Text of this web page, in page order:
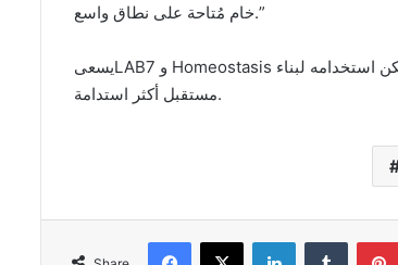
خام مُتاحة على نطاق واسع.”
يسعىLAB7 و Homeostasis لإعادة صياغة رؤية الصناعات للانبعاثات الكربونية؛ ليس كمخلفات، بل كمورد يُمكن استخدامه لبناء
مستقبل أكثر استدامة.
Facebook
X LinkedInTumblr